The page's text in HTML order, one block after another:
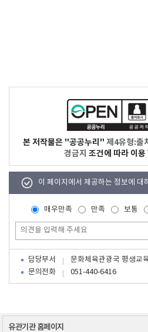
본 저작물은 "공공누리" 제4유형:출
경금지 조건에 따라 이용
이 페이지에서 제공하는 정보에 대
매우만족 만족 보통
담당부서
문화체육관광국 평생교
문의전화
051-440-6416
유관기관 홈페이지